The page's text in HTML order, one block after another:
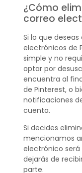
¿Cómo
correo
Si lo que
electrónicos de
simple y no
optar por
encuentra al
de Pinterest, o
notificaciones
cuenta.
Si decides
mencionamos
electrónico será
dejarás de
parte.